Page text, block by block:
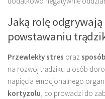
Jaką rolę
powstawaniu
Przewlekły stres oraz
na rozwój trądziku u osób
napięcia emocjonalnego
kortyzolu, co prowadzi do